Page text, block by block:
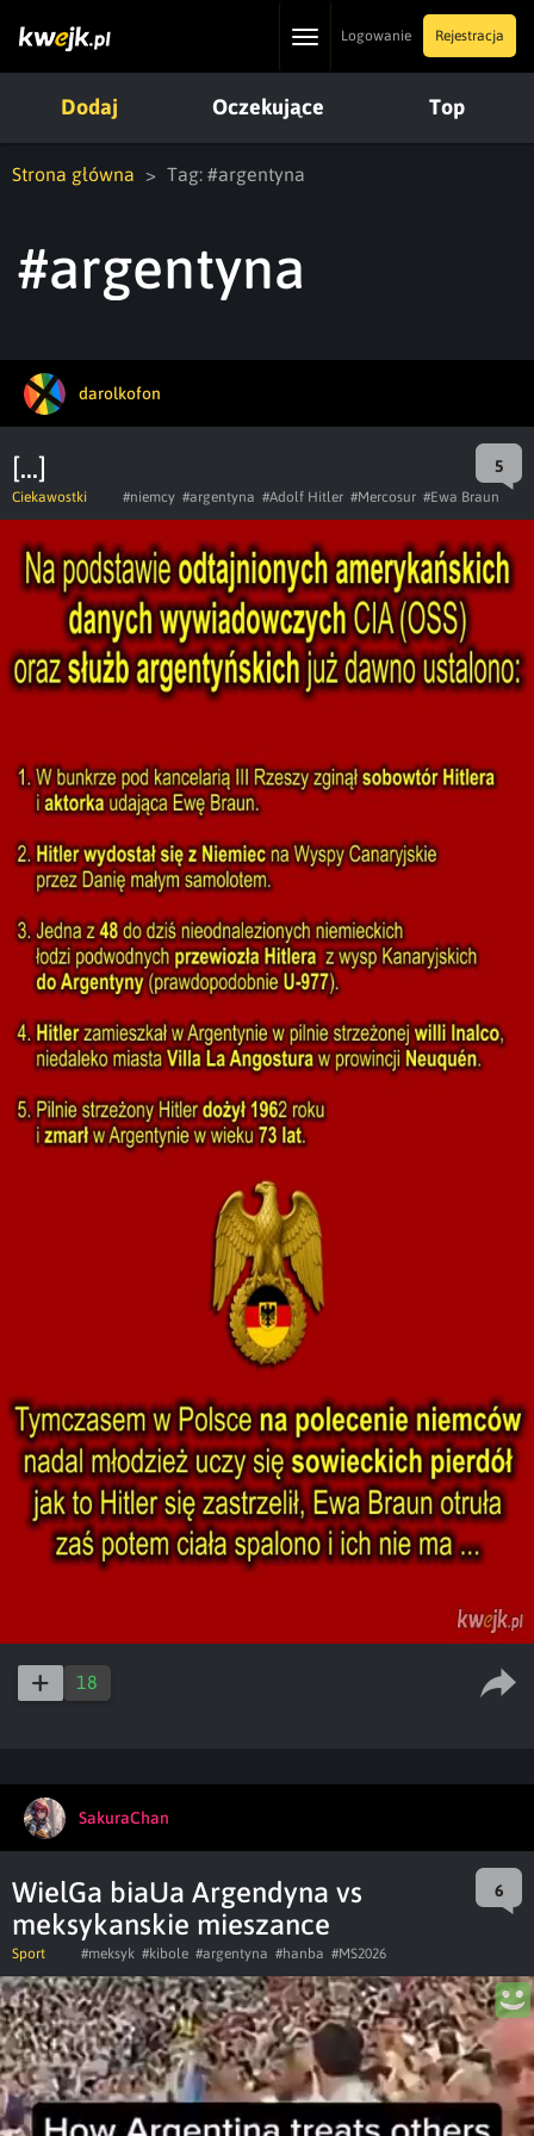
ToggleLogowanie Rejestracja
Dodaj Oczekujące Top
Strona główna Tag: #argentyna
#argentyna
darolkofon
[...] 5
Ciekawostki #niemcy #argentyna #Adolf Hitler #Mercosur #Ewa Braun
18
SakuraChan
WielGa biaUa Argendyna vs
meksykanskie mieszance
6
Sport #meksyk #kibole #argentyna #hanba #MS2026